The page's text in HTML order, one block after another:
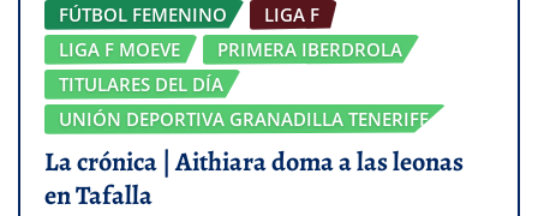
FÚTBOL FEMENINO
LIGA F
LIGA F MOEVE
PRIMERA IBERDROLA
TITULARES DEL DÍA
UNIÓN DEPORTIVA GRANADILLA TENERIFE
La crónica | Aithiara doma a las leonas
en Tafalla